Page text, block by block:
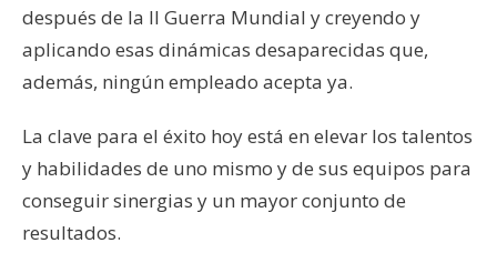
después de la II Guerra Mundial y creyendo y
aplicando esas dinámicas desaparecidas que,
además, ningún empleado acepta ya.
La clave para el éxito hoy está en elevar los talentos
y habilidades de uno mismo y de sus equipos para
conseguir sinergias y un mayor conjunto de
resultados.